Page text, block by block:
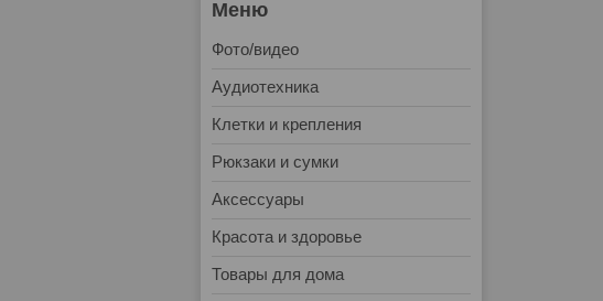
Фото/видео
Аудиотехника
Клетки и крепления
Рюкзаки и сумки
Аксессуары
Красота и здоровье
Товары для дома